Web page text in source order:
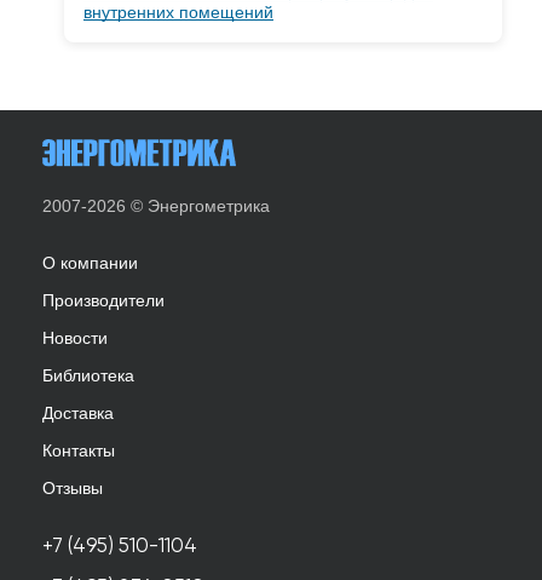
внутренних помещений
2007-2026 © Энергометрика
О компании
Производители
Новости
Библиотека
Доставка
Контакты
Отзывы
+7 (495) 510-1104